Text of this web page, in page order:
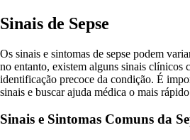
Sinais de Sepse
Os sinais e sintomas de sepse podem
no entanto, existem alguns sinais clínicos
identificação precoce da condição. É
sinais e buscar ajuda médica o mais
Sinais e Sintomas Comuns da